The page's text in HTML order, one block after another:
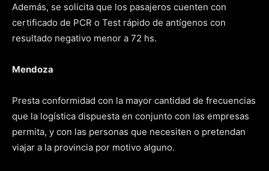
Además, se solicita que los pasajeros cuenten con
certificado de PCR o Test rápido de antígenos con
resultado negativo menor a 72 hs.
Mendoza
Presta conformidad con la mayor cantidad de frecuencias
que la logística dispuesta en conjunto con las empresas
permita, y con las personas que necesiten o pretendan
viajar a la provincia por motivo alguno.